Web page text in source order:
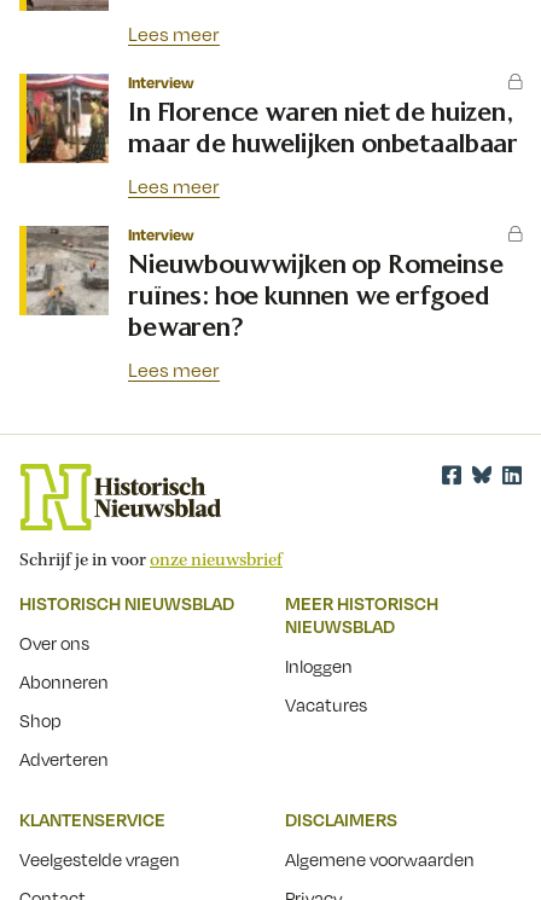
Lees meer
Interview
In Florence waren niet de huizen,
maar de huwelijken onbetaalbaar
Lees meer
Interview
Nieuwbouwwijken op Romeinse
ruïnes: hoe kunnen we erfgoed
bewaren?
Lees meer
Schrijf je in vooronze nieuwsbrief
HISTORISCH NIEUWSBLAD
Over ons
Abonneren
Shop
Adverteren
MEER HISTORISCH
NIEUWSBLAD
Inloggen
Vacatures
KLANTENSERVICE
Veelgestelde vragen
DISCLAIMERS
Algemene voorwaarden